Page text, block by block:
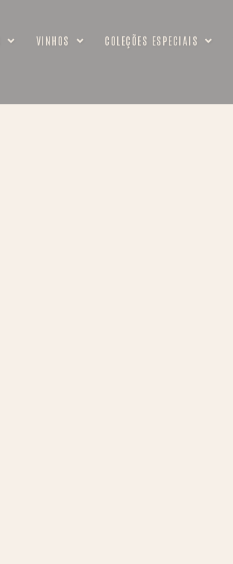
VINHOS COLEÇÕES ESPECIAIS